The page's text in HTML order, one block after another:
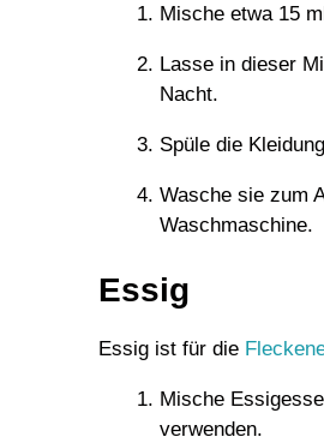
Mische etwa 15
Lasse in dieser
Nacht.
Spüle die
Wasche sie zum
Waschmaschine.
Essig
Essig ist für die
Mische
verwenden.